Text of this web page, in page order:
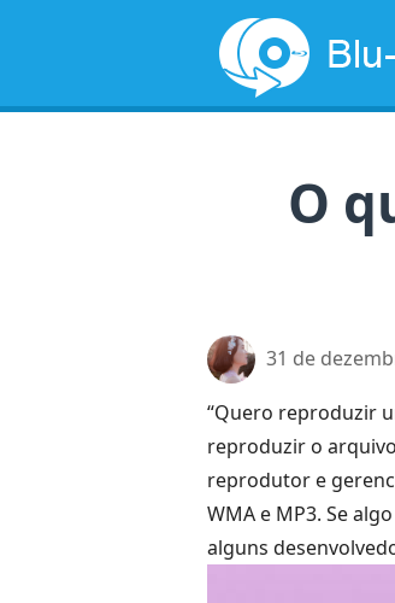
O
31 de
“Quero reproduzir
reproduzir o
reprodutor e
WMA e MP3. Se
alguns